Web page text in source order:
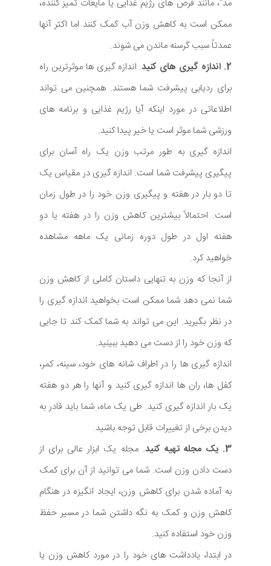
مد"، مانند قرص های رژیم غذایی یا مایعات تمیز کننده،
ممکن است به کاهش وزن آب کمک کنند اما اکثر آنها
عمدتاً سبب گرسنه ماندن می شوند.
2. اندازه گیری های کنید
. اندازه گیری ها موثرترین راه
برای ردیابی پیشرفت شما هستند. همچنین می تواند
اطلاعاتی در مورد اینکه آیا رژیم غذایی و برنامه های
ورزشی شما موثر است یا خیر پیدا کنید.
اندازه گیری به طور مرتب وزن یک راه آسان برای
پیگیری پیشرفت شما است. اندازه گیری در مقیاس یک
تا دو بار در هفته و پیگیری وزن خود را در طول زمان
است. احتمالاً بیشترین کاهش وزن را در هفته یا دو
هفته اول در طول دوره زمانی یک ماهه مشاهده
خواهید کرد.
از آنجا که وزن به تنهایی داستان کاملی از کاهش وزن
شما نمی دهد شما ممکن است بخواهید اندازه گیری را
در نظر بگیرید. این می تواند به شما کمک کند تا جایی
که وزن خود را از دست می دهید ببینید.
اندازه گیری ها را در اطراف شانه های خود، سینه، کمر،
کفل ها، ران ها اندازه گیری کنید و آنها را هر دو هفته
یک بار اندازه گیری کنید. طی یک ماه، شما باید قادر به
دیدن برخی از تغییرات قابل توجه باشید.
3. یک مجله تهیه کنید
. مجله یک ابزار عالی برای از
دست دادن وزن است. شما می توانید از آن برای کمک
به آماده شدن برای کاهش وزن، ایجاد انگیزه در هنگام
کاهش وزن و کمک به نگه داشتن شما در مسیر حفظ
وزن خود استفاده کنید.
در ابتدا، یادداشت های خود را در مورد کاهش وزن یا